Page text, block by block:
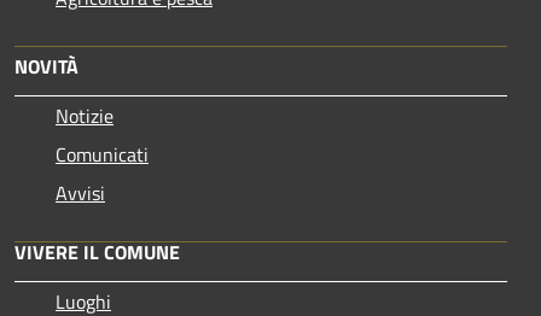
NOVITÀ
Notizie
Comunicati
Avvisi
VIVERE IL COMUNE
Luoghi